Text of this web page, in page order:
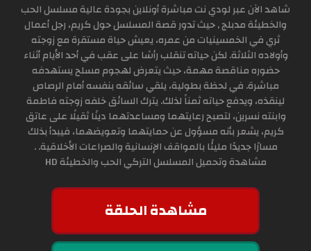
شاهد الآن عبر لودي نت مباشرة أونلاين بجودة عالية مسلسل الحب
والخطيئة مدبلج , حيث تدور قصة المسلسل حول كريم، رجل أعمال
ثري في الخمسينيات من عمره، يعيش حياة مستقرة مع زوجته
وأولاده الثلاثة. لكن حياته تنقلب رأسًا على عقب في أحد الأيام أثناء
حضوره مناقصة مهمة، حيث يتعرض لهجوم مسلح يستهدفه
مباشرة. في لحظة بطولية، يلقي سائقه بنفسه أمام الرصاص
لينقذه، ويدفع حياته ثمناً لذلك. يترك السائق خلفه زوجته فاطمة
وابنته نسرين، لتصبح رعايتهما ومساعدتهما دينًا ثقيلًا على عاتق
كريم، يشعر بأنه مسؤول عن حمايتهما وتعويضهما، فيبدأ بذلك
مسارًا جديدًا مليئًا بالمواقف الإنسانية والصراعات الأخلاقية. .
مشاهدة وتحميل المسلسل التركي الحب والخطيئة HD
مشاهدة الحلقة